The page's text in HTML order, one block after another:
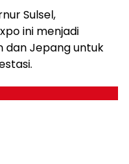
Sulsel,
ini menjadi
dan Jepang untuk